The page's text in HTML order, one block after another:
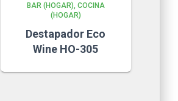
BAR (HOGAR) COCINA
(HOGAR)
Destapador Eco
Wine HO-305